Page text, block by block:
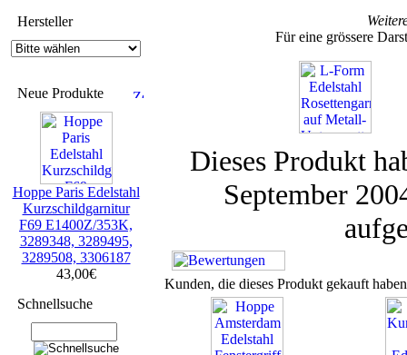
Hersteller
Neue Produkte
Hoppe Paris Edelstahl
Kurzschildgarnitur
F69 E1400Z/353K,
3289348, 3289495,
3289508, 3306187
43,00€
Schnellsuche
Für eine grössere
Dieses Produkt
September
Kunden, die dieses Produkt gekauft